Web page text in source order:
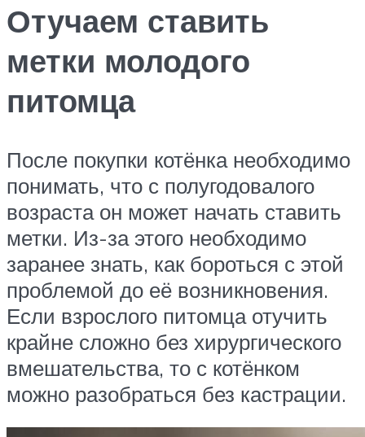
Отучаем ставить
метки молодого
питомца
После покупки котёнка необходимо
понимать, что с полугодовалого
возраста он может начать ставить
метки. Из-за этого необходимо
заранее знать, как бороться с этой
проблемой до её возникновения.
Если взрослого питомца отучить
крайне сложно без хирургического
вмешательства, то с котёнком
можно разобраться без кастрации.